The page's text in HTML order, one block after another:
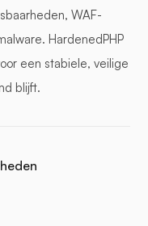
WAF-
HardenedPHP
een stabiele, veilige
blijft.